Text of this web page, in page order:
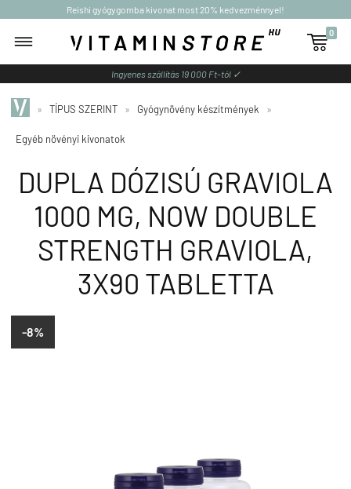
Reishi gyógygomba kivonat most 20% kedvezménnyel!

0
Ingyenes szállítás 19 000 Ft-tól ✓
» TÍPUS SZERINT » Gyógynövény készítmények »
Egyéb növényi kivonatok
DUPLA DÓZISÚ GRAVIOLA
1000 MG, NOW DOUBLE
STRENGTH GRAVIOLA,
3X90 TABLETTA
-8%